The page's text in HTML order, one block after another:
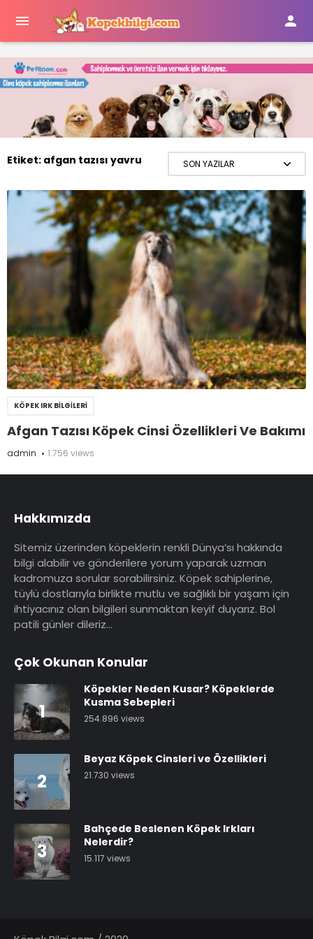
 
Etiket: afgan tazısı yavru
KÖPEK IRK BILGILERI
Afgan Tazısı Köpek Cinsi Özellikleri Ve Bakımı
admin 1.756 views
Hakkımızda
Sitemiz üzerinden köpeklerin renkli Dünya’sı hakkında
bilgi alabilir ve gönderilere yorum yaparak uzman
kadromuza sorular sorabilirsiniz. Köpek sahiplerine,
tüylü dostlarıyla birlikte mutlu ve sağlıklı bir yaşam için
ihtiyacınız olan bilgileri sunmaktan keyif duyarız. Bol
patili günler dileriz…
Çok Okunan Konular
1
Köpekler Neden Kusar? Köpeklerde
Kusma Sebepleri
254.896 views
2
Beyaz Köpek Cinsleri ve Özellikleri
21.730 views
3
Bahçede Beslenen Köpek Irkları
Nelerdir?
15.117 views